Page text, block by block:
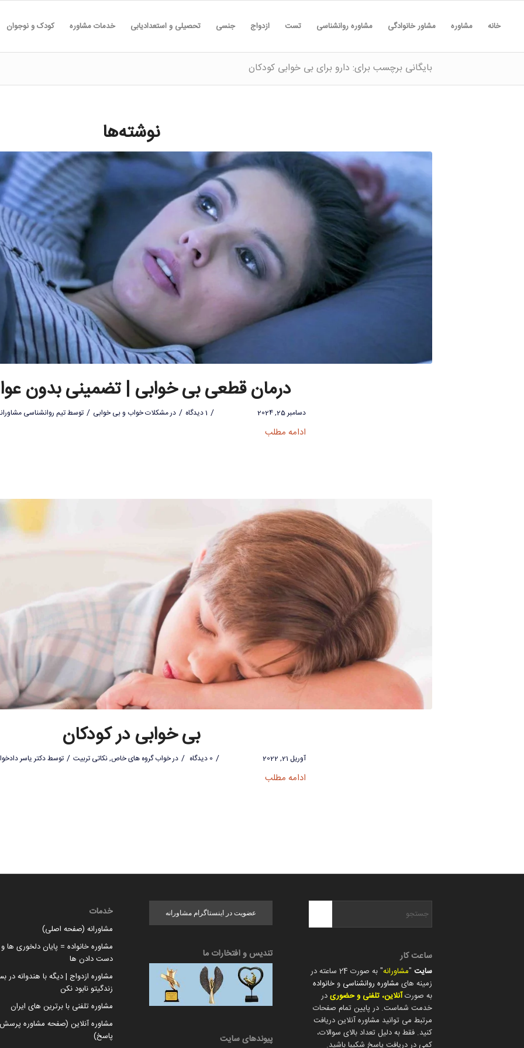
خانه مشاوره مشاور خانوادگی مشاوره روانشناسی تست ازدواج جنسی تحصیلی و استعدادیابی خدمات مشاوره کودک و نوجوان
بایگانی برچسب برای: دارو برای بی خوابی کودکان
نوشته‌ها
درمان قطعی بی خوابی | تضمینی بدون
دسامبر 25, 2024 / 1 دیدگاه / درمشکلات خواب و بی خوابی / توسطتیم روانشناسی
ادامه مطلب
بی خوابی در کودکان
آوریل 21, 2022 / 0 دیدگاه / درخواب گروه های خاص,نکاتی تربیت / توسطدکتر یاسر
ادامه مطلب
ساعت کار
سایت "مشاورانه
" به صورت 24 ساعته در
زمینه های مشاوره روانشناسی و خانواده
به صورتآنلاین، تلفنی و حضوریدر
خدمت شماست. در پایین تمام صفحات
مرتبط می توانید مشاوره آنلاین دریافت
کنید. فقط به دلیل تعداد بالای سوالات،
کمی در دریافت پاسخ شکیبا باشید.
عضویت در اینستاگرام مشاورانه
تندیس و افتخارات ما
پیوندهای سایت
خدمات
مشاورانه (صفحه اصلی)
مشاوره خانواده = پایان دلخوری ها و
دست دادن ها
مشاوره ازدواج | دیگه با هندوانه در
زندگیتو نابود نکن
مشاوره تلفنی با برترین های ایران
مشاوره آنلاین (صفحه مشاوره
پاسخ)